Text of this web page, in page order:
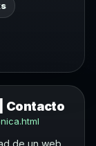
Contacto
de un web